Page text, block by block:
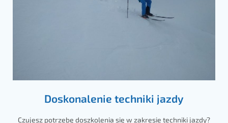
Doskonalenie techniki jazdy
Czujesz potrzebę doszkolenia się w zakresie techniki jazdy?